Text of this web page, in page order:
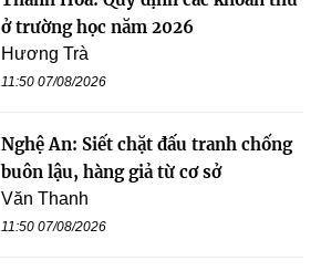
ở trường học năm 2026
Hương Trà
11:50 07/08/2026
Nghệ An: Siết chặt đấu tranh chống
buôn lậu, hàng giả từ cơ sở
Văn Thanh
11:50 07/08/2026